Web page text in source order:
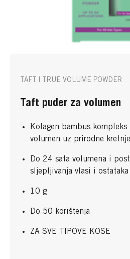
TAFT | TRUE VOLUME POWDER
Taft puder za volumen
Kolagen bambus kompleks
volumen uz prirodne
Do 24 sata volumena i
sljepljivanja vlasi i ostataka
10 g
Do 50 korištenja
ZA SVE TIPOVE KOSE